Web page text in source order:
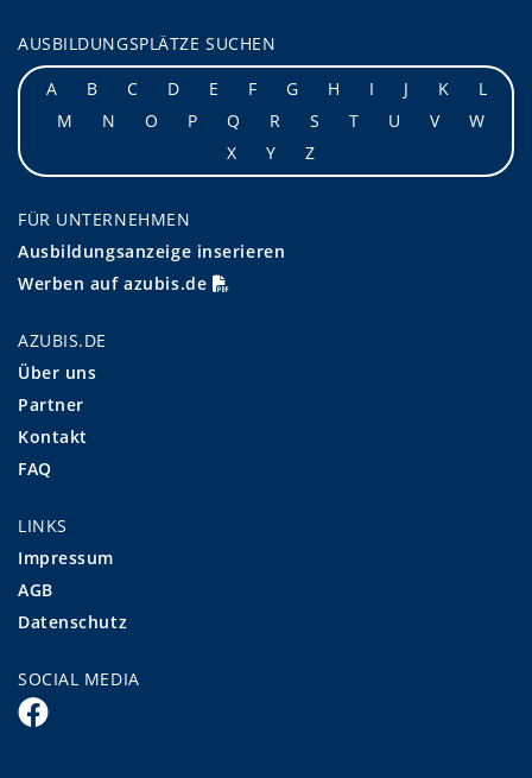
AUSBILDUNGSPLÄTZE SUCHEN
A
B C D E F G H I J K
L
M
N O P Q R S T U V
W
X
Y Z
FÜR UNTERNEHMEN
Ausbildungsanzeige inserieren
Werben auf azubis.de
AZUBIS.DE
Über uns
Partner
Kontakt
FAQ
LINKS
Impressum
AGB
Datenschutz
SOCIAL MEDIA